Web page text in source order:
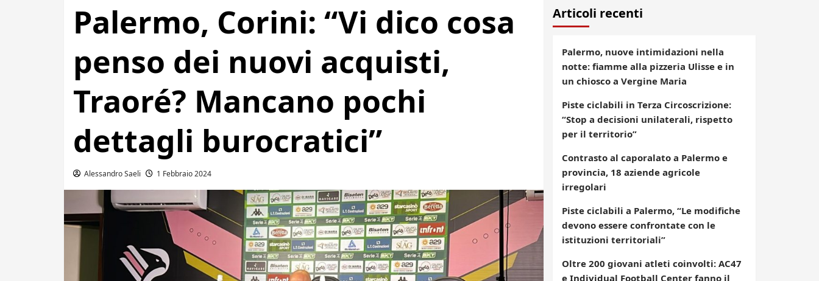
Palermo, Corini: “Vi dico cosa
penso dei nuovi acquisti,
Traoré? Mancano pochi
dettagli burocratici”
Alessandro Saeli 1 Febbraio 2024
Articoli recenti
Palermo, nuove intimidazioni nella
notte: fiamme alla pizzeria Ulisse e in
un chiosco a Vergine Maria
Piste ciclabili in Terza Circoscrizione:
“Stop a decisioni unilaterali, rispetto
per il territorio”
Contrasto al caporalato a Palermo e
provincia, 18 aziende agricole
irregolari
Piste ciclabili a Palermo, “Le modifiche
devono essere confrontate con le
istituzioni territoriali”
Oltre 200 giovani atleti coinvolti: AC47
e Individual Football Center fanno il